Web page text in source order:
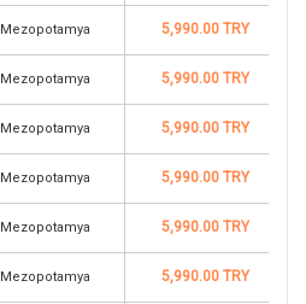
Mezopotamya 5,990.00 TRY
Mezopotamya 5,990.00 TRY
Mezopotamya 5,990.00 TRY
Mezopotamya 5,990.00 TRY
Mezopotamya 5,990.00 TRY
Mezopotamya 5,990.00 TRY